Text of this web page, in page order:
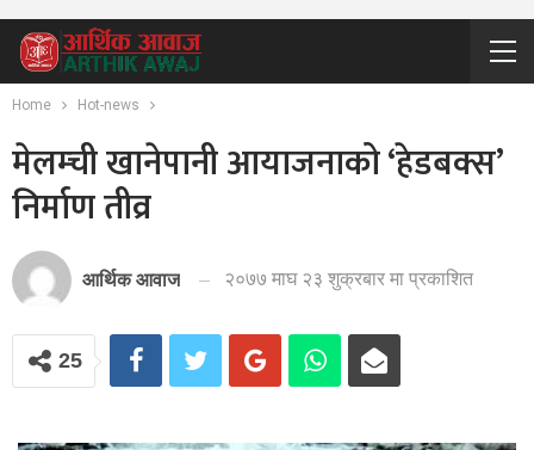
Home Hot-news
मेलम्ची खानेपानी आयाजनाको ‘हेडबक्स’
निर्माण तीव्र
आर्थिक आवाज २०७७ माघ २३ शुक्रबार मा प्रकाशित
25